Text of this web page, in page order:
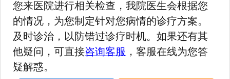
您来医院进行相关检查，我院医生会根据您
的情况，为您制定针对您病情的诊疗方案。
及时诊治，以防错过诊疗时机。如果还有其
他疑问，可直接咨询客服 ，客服在线为您答
疑解惑。